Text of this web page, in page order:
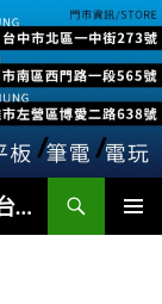
青蘋果3C｜iPhone 現金收購（台中・台南・高雄）